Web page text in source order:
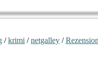
/krimi /netgalley /Rezension